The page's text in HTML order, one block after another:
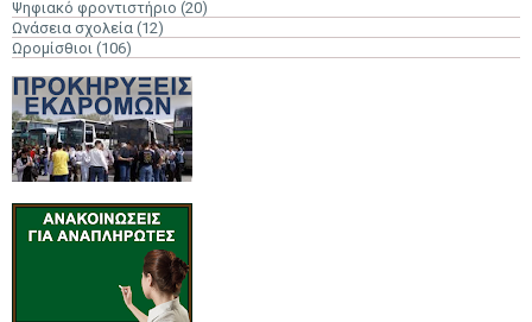
Ψηφιακό φροντιστήριο (20)
Ωνάσεια σχολεία (12)
Ωρομίσθιοι (106)